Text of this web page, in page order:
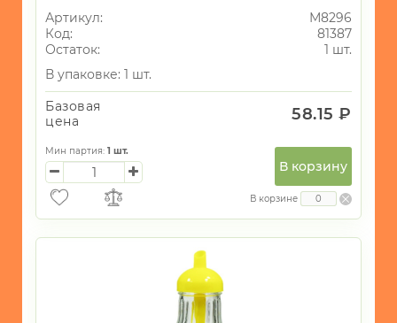
Кухонные
принадлежности
Кондитерские
принадлежности
запекания
Хранение
БЫТОВАЯ
Артикул:
М8296
Код:
81387
Остаток:
1 шт.
В упаковке: 1 шт.
Базовая
цена
58.15 ₽
Мин партия: 1 шт.
В корзину
В корзине